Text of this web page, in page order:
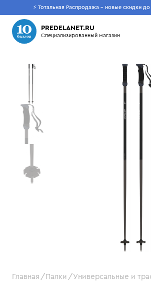
⚡ Тотальная Распродажа - новые скидки до
PREDELANET.RU
Специализированный магазин
Пусто
Что будем искать?
Главная Палки Универсальные и